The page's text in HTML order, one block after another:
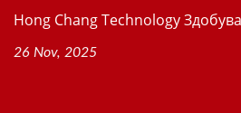
Hong Chang Technology
26 Nov, 2025